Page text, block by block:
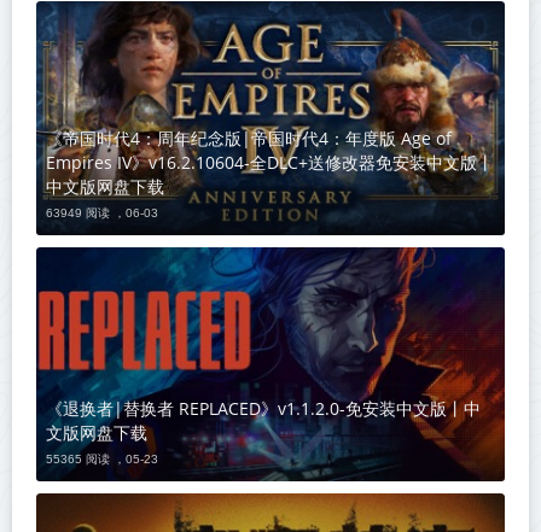
《帝国时代4：周年纪念版|帝国时代4：年度版 Age of
Empires IV》v16.2.10604-全DLC+送修改器免安装中文版丨
中文版网盘下载
63949 阅读 ， 06-03
《退换者|替换者 REPLACED》v1.1.2.0-免安装中文版丨中
文版网盘下载
55365 阅读 ， 05-23